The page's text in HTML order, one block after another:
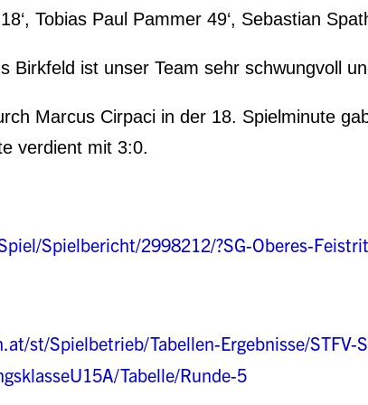
Tobias Paul Pammer 49‘, Sebastian
Birkfeld ist unser Team sehr schwungvoll
Marcus Cirpaci in der 18. Spielminute
verdient mit 3:0.
Spielbericht/2998212/?SG-Oberes-
st/Spielbetrieb/Tabellen-Ergebnisse/STFV-
Tabelle/Runde-5